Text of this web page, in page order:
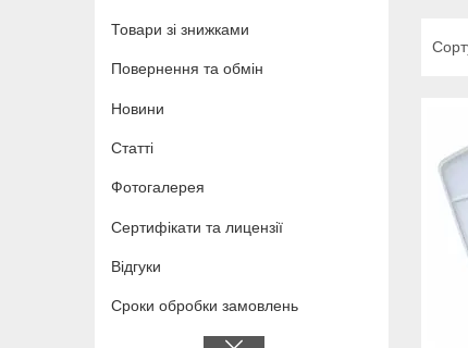
Товари зі знижками
Повернення та обмін
Новини
Статті
Фотогалерея
Сертифікати та лицензії
Відгуки
Сроки обробки замовлень